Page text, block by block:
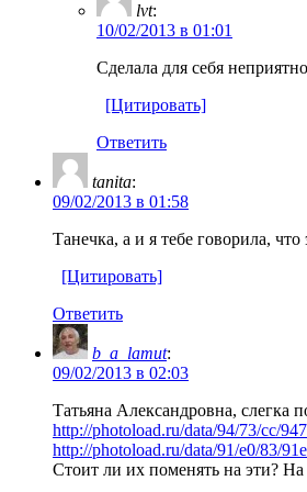
lvt:
10/02/2013 в 01:01
Сделала для себя
[Цитировать]
Ответить
tanita:
09/02/2013 в 01:58
Танечка, а и я тебе говорила,
[Цитировать]
Ответить
b_a_lamut:
09/02/2013 в 02:03
Татьяна Александровна, слегка
http://photoload.ru/data/94/73/cc/
http://photoload.ru/data/91/e0/83/
Стоит ли их поменять на эти?